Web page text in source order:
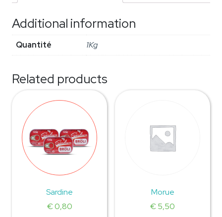
Additional information
Quantité 1Kg
Related products
Sardine
€0,80
Morue
€5,50